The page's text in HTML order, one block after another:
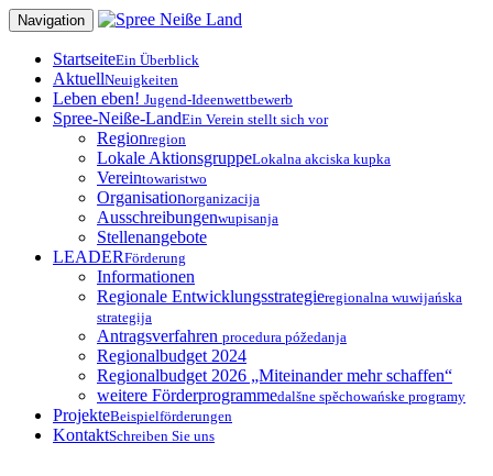
Zum
Inhalt
springen
Navigation
StartseiteEin Überblick
AktuellNeuigkeiten
Leben eben! Jugend-Ideenwettbewerb
Spree-Neiße-LandEin Verein stellt sich vor
Regionregion
Lokale AktionsgruppeLokalna akciska kupka
Vereintowaristwo
Organisationorganizacija
Ausschreibungenwupisanja
Stellenangebote
LEADERFörderung
Informationen
Regionale Entwicklungsstrategieregionalna wuwijańska
strategija
Antragsverfahren procedura póžedanja
Regionalbudget 2024
Regionalbudget 2026 „Miteinander mehr schaffen“
weitere Förderprogrammedalšne spěchowańske programy
ProjekteBeispielförderungen
KontaktSchreiben Sie uns